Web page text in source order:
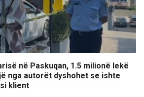
në Paskuqan, 1.5 milionë lekë
nga autorët dyshohet se ishte
klient